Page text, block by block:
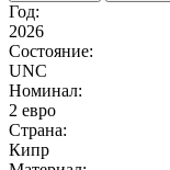
Год:
2026
Состояние:
UNC
Номинал:
​2 евро
Страна:
Кипр